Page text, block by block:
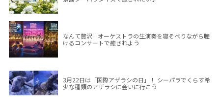
なんて贅沢…オーケストラの生演奏を寝そべりながら聴
けるコンサートで癒されよう
3月22日は「国際アザラシの日」！ シーパラでくらす希
少な種類のアザラシに会いに行こう